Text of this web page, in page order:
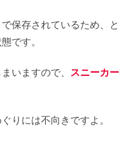
保存されているため、と
です。
いますので、
スニーカー
りには不向きですよ。